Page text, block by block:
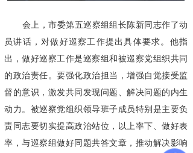
会上，市委第五巡察组组长陈新同志作了动
员讲话，对做好巡察工作提出具体要求。他指
出，做好巡察工作是巡察组和被巡察党组织共同
的政治责任。要强化政治担当，增强自觉接受监
督的意识，激发共同发现问题、解决问题的内生
动力。被巡察党组织领导班子成员特别是主要负
责同志要切实提高政治站位，以上率下、做好表
率，与巡察组做好同题共答文章，推动解决影响